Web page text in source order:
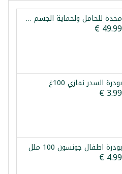
مخدة للحامل ولحماية الجسم اثناء النوم 140سم 70 سم
بودرة السدر نمازي 100غ
بودرة اطفال جونسون 100 ملل